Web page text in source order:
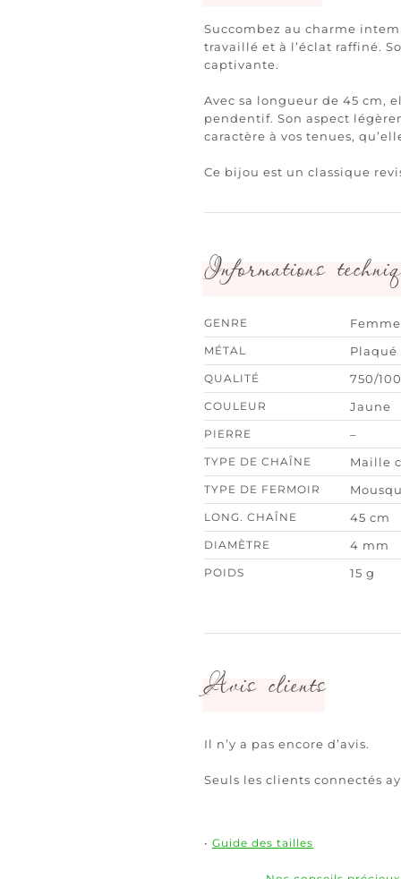
Succombez au charme
travaillé et à l’éclat raffiné.
captivante.
Avec sa longueur de 45 cm,
pendentif. Son aspect
caractère à vos tenues,
Ce bijou est un classique
Informations
GENRE Femme
MÉTAL Plaqué
QUALITÉ 750/
COULEUR Jaune
PIERRE –
TYPE DE CHAÎNE Maille
TYPE DE FERMOIR
LONG. CHAÎNE 45 cm
DIAMÈTRE 4 mm
POIDS 15 g
Avis clients
Il n’y a pas encore d’avis.
Seuls les clients connectés
• Guide des tailles